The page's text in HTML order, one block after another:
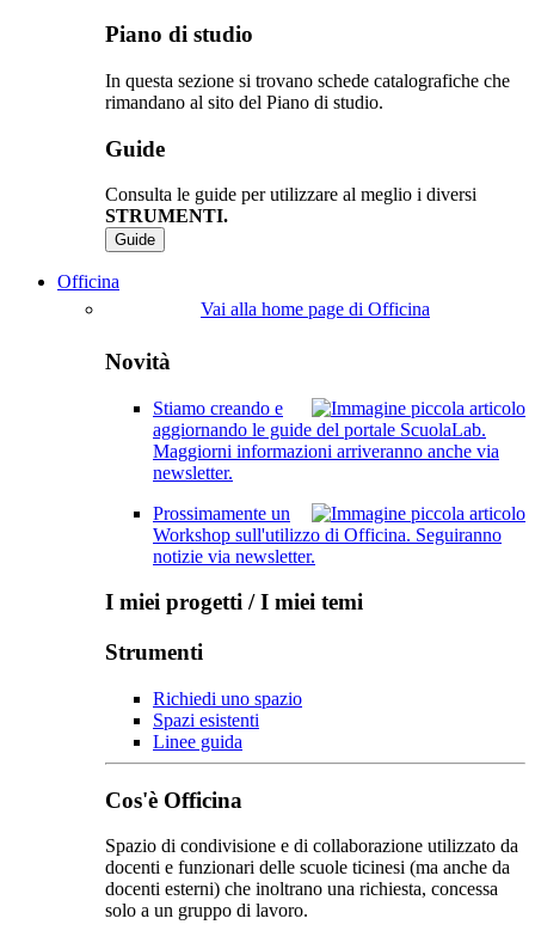
Piano di studio
In questa sezione si trovano schede catalografiche che
rimandano al sito del Piano di studio.
Guide
Consulta le guide per utilizzare al meglio i diversi
STRUMENTI.
Guide
Officina
Vai alla home page di Officina
Novità
Stiamo creando e
aggiornando le guide del portale ScuolaLab.
Maggiorni informazioni arriveranno anche via
newsletter.
Prossimamente un
Workshop sull'utilizzo di Officina. Seguiranno
notizie via newsletter.
I miei progetti / I miei temi
Strumenti
Richiedi uno spazio
Spazi esistenti
Linee guida
Cos'è Officina
Spazio di condivisione e di collaborazione utilizzato da
docenti e funzionari delle scuole ticinesi (ma anche da
docenti esterni) che inoltrano una richiesta, concessa
solo a un gruppo di lavoro.​